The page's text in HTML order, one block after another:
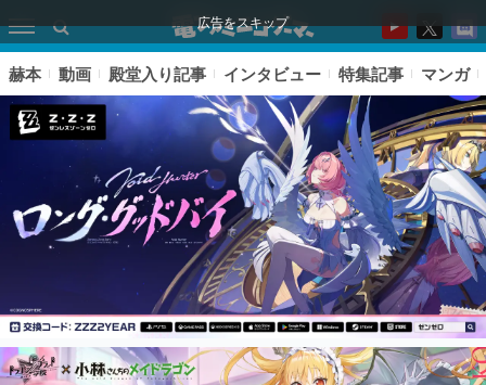
広告をスキップ
赫本 動画 殿堂入り記事 インタビュー 特集記事 マンガ